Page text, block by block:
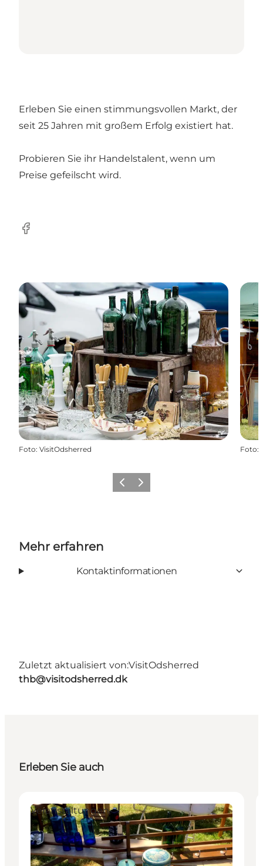
Erleben Sie einen stimmungsvollen Markt, der
seit 25 Jahren mit großem Erfolg existiert hat.
Probieren Sie ihr Handelstalent, wenn um
Preise gefeilscht wird.
Facebook
Foto: VisitOdsherred Foto:
Vorherige Folie
Nächste Folie
Mehr erfahren
Kontaktinformationen
Zuletzt aktualisiert von:VisitOdsherred
thb@visitodsherred.dk
Erleben Sie auch
Veranstaltungen